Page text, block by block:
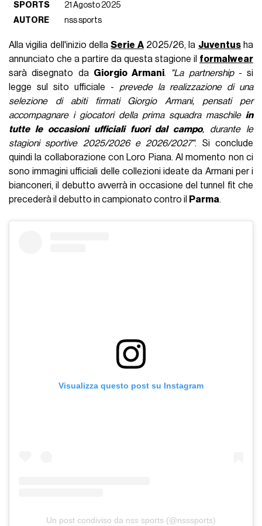
SPORTS
21 Agosto 2025
AUTORE
nss sports
Alla vigilia dell'inizio dellaSerie A2025/26, la Juventusha
annunciato che a partire da questa stagione il formalwear
sarà disegnato da Giorgio Armani. "La partnership- si
legge sul sito ufficiale - prevede la realizzazione di una
selezione di abiti firmati Giorgio Armani, pensati per
accompagnare i giocatori della prima squadra maschile in
tutte le occasioni ufficiali fuori dal campo, durante le
stagioni sportive 2025/2026 e 2026/2027". Si conclude
quindi la collaborazione con Loro Piana. Al momento non ci
sono immagini ufficiali delle collezioni ideate da Armani per i
bianconeri, il debutto avverrà in occasione del tunnel fit che
precederà il debutto in campionato contro il
Parma.
Visualizza questo post su Instagram
Un post condiviso da nss sports (@nsssports)